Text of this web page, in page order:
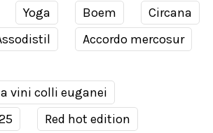
Yoga Boem
Circana
Accordo mercosur
vini colli euganei
Red hot edition